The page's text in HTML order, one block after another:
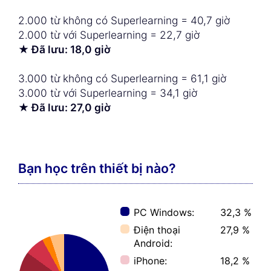
2.000 từ không có Superlearning = 40,7 giờ
2.000 từ với Superlearning = 22,7 giờ
★ Đã lưu: 18,0 giờ
3.000 từ không có Superlearning = 61,1 giờ
3.000 từ với Superlearning = 34,1 giờ
★ Đã lưu: 27,0 giờ
Bạn học trên thiết bị nào?
PC Windows:
32,3 %
Điện thoại
Android:
27,9 %
iPhone:
18,2 %